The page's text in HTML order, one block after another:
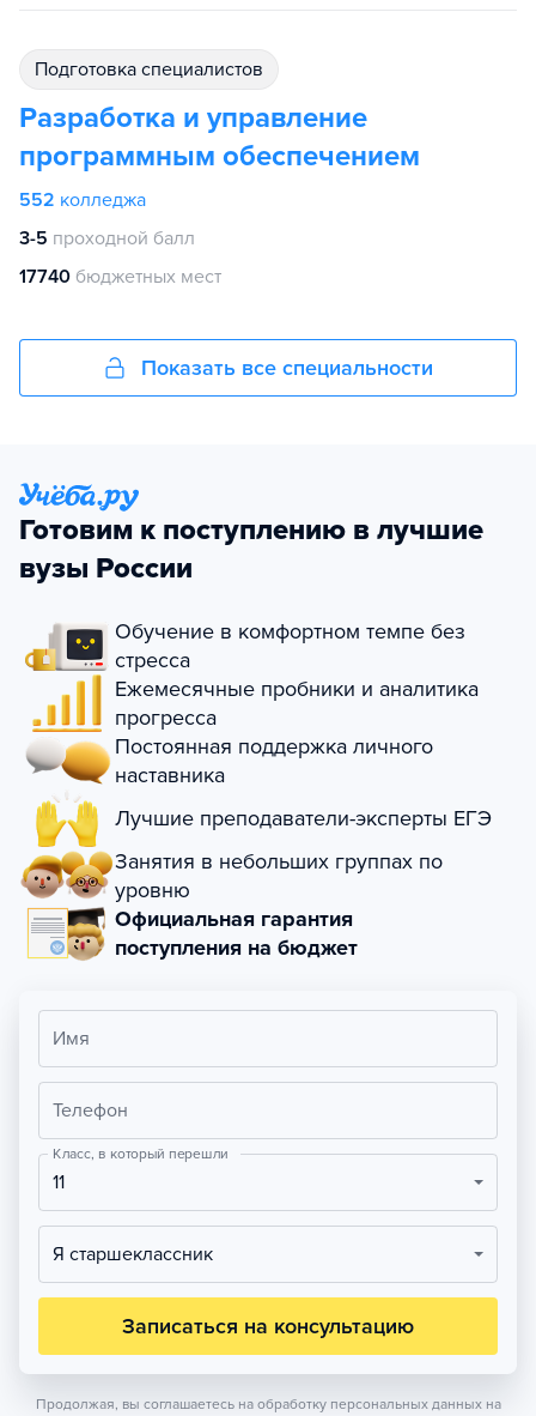
подготовка специалистов
Разработка и управление
программным обеспечением
552 колледжа
3-5 проходной балл
17740 бюджетных мест
Показать все специальности
Готовим к поступлению в лучшие
вузы России
Обучение в комфортном темпе без
стресса
Ежемесячные пробники и аналитика
прогресса
Постоянная поддержка личного
наставника
Лучшие преподаватели-эксперты ЕГЭ
Занятия в небольших группах по
уровню
Официальная гарантия
поступления на бюджет
Имя
Телефон
Класс, в который перешли
11
Я старшеклассник
Записаться на консультацию
Продолжая, вы соглашаетесь на обработку персональных данных на